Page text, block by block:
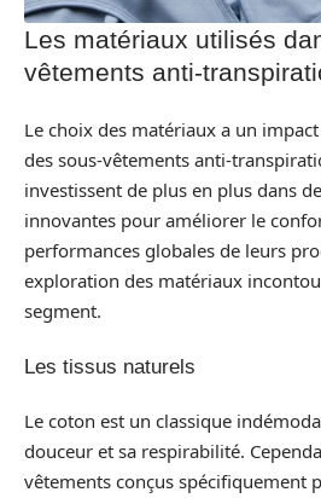
Les matériaux utilisés
vêtements anti-
Le choix des matériaux a un
des sous-vêtements anti-
investissent de plus en plus dans
innovantes pour améliorer le
performances globales de leurs
exploration des matériaux
segment.
Les tissus naturels
Le coton est un classique
douceur et sa respirabilité.
vêtements conçus spécifiquement